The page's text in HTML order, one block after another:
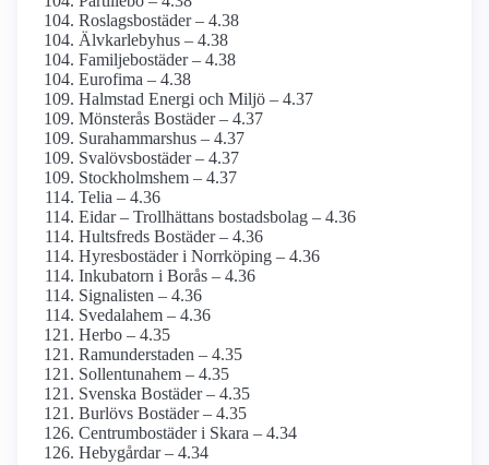
Roslagsbostäder – 4.38
Älvkarlebyhus – 4.38
Familjebostäder – 4.38
Eurofima – 4.38
Halmstad Energi och Miljö – 4.37
Mönsterås Bostäder – 4.37
Surahammarshus – 4.37
Svalövsbostäder – 4.37
Stockholmshem – 4.37
Telia – 4.36
Eidar – Trollhättans bostadsbolag – 4.36
Hultsfreds Bostäder – 4.36
Hyresbostäder i Norrköping – 4.36
Inkubatorn i Borås – 4.36
Signalisten – 4.36
Svedalahem – 4.36
Herbo – 4.35
Ramunderstaden – 4.35
Sollentunahem – 4.35
Svenska Bostäder – 4.35
Burlövs Bostäder – 4.35
Centrumbostäder i Skara – 4.34
Hebygårdar – 4.34